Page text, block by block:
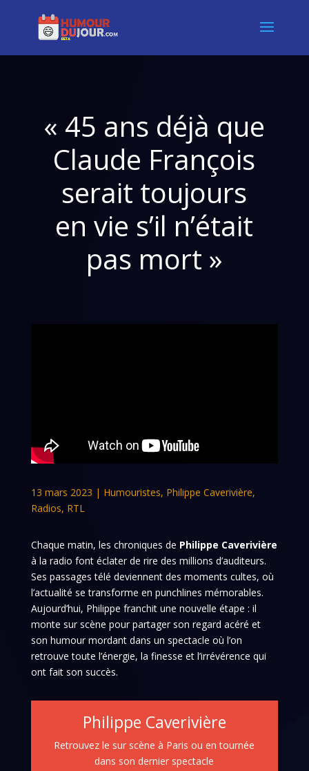
« 45 ans déjà que
Claude François
serait toujours
en vie s’il n’était
pas mort »
13 mars 2023 | Humouristes, Philippe Caverivière,
Radios, RTL
Chaque matin, les chroniques de Philippe Caverivière
à la radio font éclater de rire des millions d’auditeurs.
Ses passages télé deviennent des moments cultes, où
l’actualité se transforme en punchlines mémorables.
Aujourd’hui, Philippe franchit une nouvelle étape : il
monte sur scène pour partager son regard acéré et
son humour mordant dans un spectacle où l’on
retrouve toute l’énergie, la finesse et l’irrévérence qui
ont fait son succès.
Philippe Caverivière
Retrouvez le sur scène à Paris ou en tournée
dans son dernier spectacle